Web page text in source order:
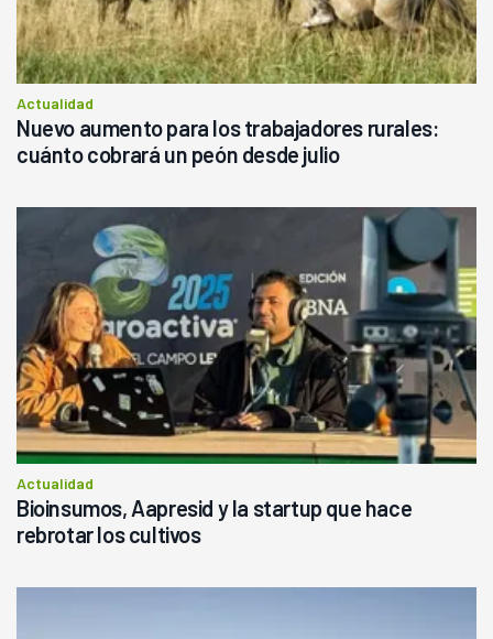
Actualidad
Nuevo aumento para los trabajadores rurales:
cuánto cobrará un peón desde julio
Actualidad
Bioinsumos, Aapresid y la startup que hace
rebrotar los cultivos